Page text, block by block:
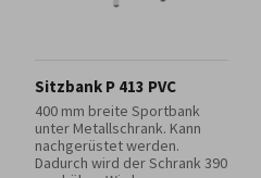
Sitzbank P 413 PVC
400 mm breite Sportbank
unter Metallschrank. Kann
nachgerüstet werden.
Dadurch wird der Schrank 390